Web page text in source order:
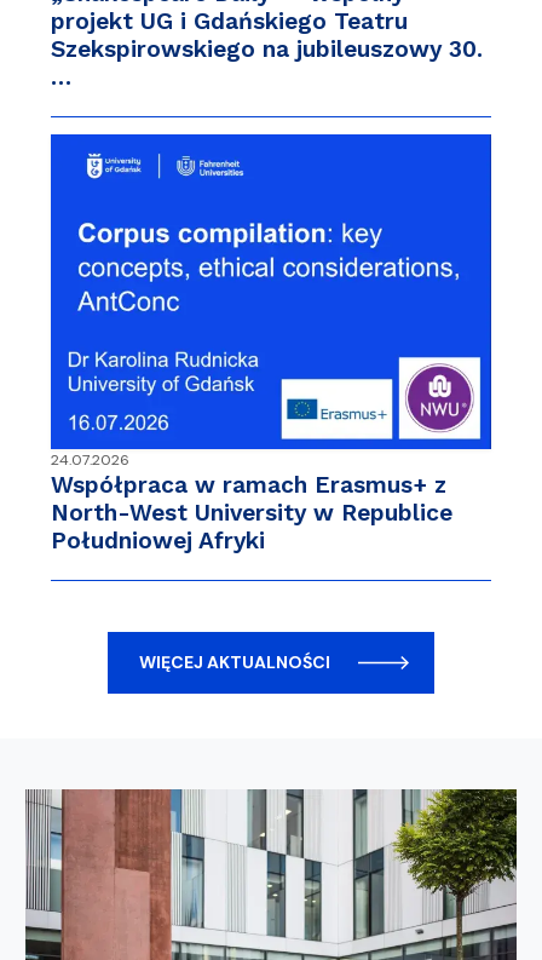
projekt UG i Gdańskiego Teatru
Szekspirowskiego na jubileuszowy 30.
…
24.07.2026
Współpraca w ramach Erasmus+ z
North-West University w Republice
Południowej Afryki
WIĘCEJ AKTUALNOŚCI